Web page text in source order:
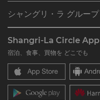
レストラン＆バー
シャングリ・ラ サークルに入会
よくあるお問合せや質問
SLCに関するお問い合わせ
シャングリ・ラ グループ
シャングリ・ラ ブランド
シャングリ・ラ センター
レジデンス
お問い合わせ
採用情報
企業の社会的責任
ニュース
Shangri-La Circle App
宿泊、食事、買物を どこでも